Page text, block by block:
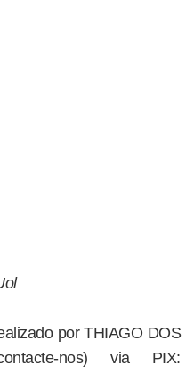
por THIAGO DOS
nos) via PIX: